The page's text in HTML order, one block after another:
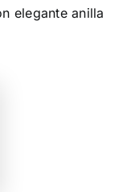
elegante anilla